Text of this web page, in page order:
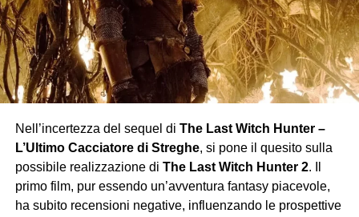
Nell’incertezza del sequel di The Last Witch Hunter –
L’Ultimo Cacciatore di Streghe, si pone il quesito sulla
possibile realizzazione di The Last Witch Hunter 2. Il
primo film, pur essendo un’avventura fantasy piacevole,
ha subito recensioni negative, influenzando le prospettive